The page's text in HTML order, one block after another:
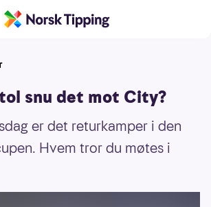
snu det mot City?
er det returkamper i den
Hvem tror du møtes i